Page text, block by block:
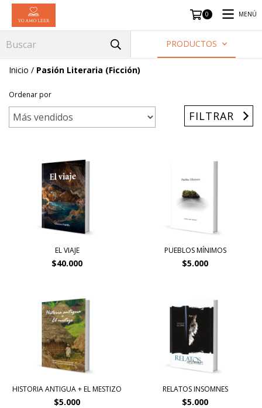
0 MENÚ
PRODUCTOS
Inicio / Pasión Literaria (Ficción)
Ordenar por
FILTRAR
EL VIAJE
$40.000
PUEBLOS MÍNIMOS
$5.000
HISTORIA ANTIGUA + EL MESTIZO
$5.000
RELATOS INSOMNES
$5.000